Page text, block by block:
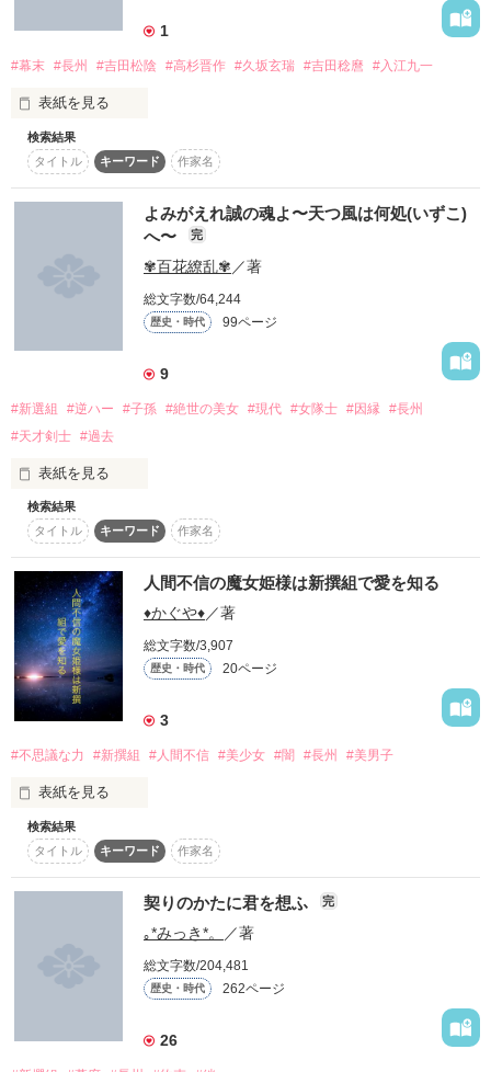
最強の天才剣士と呼ばれた 一番隊組長 沖田 総司
「私は貴女を信じます」
「貴女って本当、危なっかしいなぁ…俺が守りますから」
無双の剣士と呼ばれた 十一番隊 組長の浅葱 雪乃（あさぎ ゆ
きの）
『離れません…！！　最後まで戦います！！』
『私は恨みを買い過ぎてしまったようです』
短き命の灯火を燃やし尽くした先に、何をその目で見るか＿
＿＿＿
作品を読む
1
#幕末 #長州 #吉田松陰 #高杉晋作 #久坂玄瑞 #吉田稔麿 #入江九一
表紙を見る
「皆を、頼みましたよ……」
あの日先生と交わした約束。
それを胸に、皆と駆け抜けた動乱の時代。
これは松下村塾に入塾した女の子のお話。
作品を読む
検索結果
タイトル
キーワード 作家名
よみがえれ誠の魂よ〜天つ風は何処(いずこ)
へ〜
完
✾百花繚乱✾ ／著
総文字数/64,244
歴史・時代 99ページ
9
#新選組 #逆ハー #子孫 #絶世の美女 #現代 #女隊士 #因縁
#長州
#天才剣士 #過去
表紙を見る
遥昔の江戸時代、幕府のために
刀を振るう狼が居た
その名も新選組──────
────時は過ぎ2020年。
此処、東京のとある山奥に、ある施設が
ひっそりと建っていた。
その名も『新選組  屯所』
検索結果
タイトル
キーワード 作家名
人間不信の魔女姫様は新撰組で愛を知る
♦️かぐや♦️／著
総文字数/3,907
歴史・時代 20ページ
3
#不思議な力 #新撰組 #人間不信 #美少女 #闇 #長州 #美男子
表紙を見る
幼い頃から不思議な力が使え、周りから魔女だといじめられ人
間不信となってしまった美しい少女
黒月　美麗
「お願いだから、私に関わらないで」
そんな美麗に恋をした新撰組一の剣の腕を持つ美男子
検索結果
タイトル
キーワード 作家名
契りのかたに君を想ふ 完
｡*みっき*。 ／著
総文字数/204,481
歴史・時代 262ページ
26